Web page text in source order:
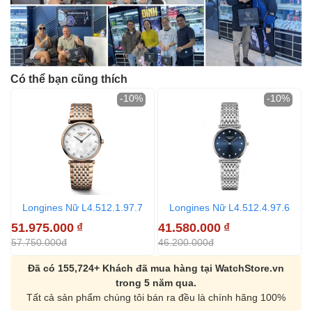
Có thể bạn cũng thích
Longines Nữ L4.512.1.97.7
51.975.000 ₫
57.750.000đ
-10%
Longines Nữ L4.512.4.97.6
41.580.000 ₫
46.200.000đ
-10%
Đã có 155,724+ Khách đã mua hàng tại WatchStore.vn
trong 5 năm qua.
Tất cả sản phẩm chúng tôi bán ra đều là chính hãng 100%
Orient Nam RA-
Casio Nam MTS-